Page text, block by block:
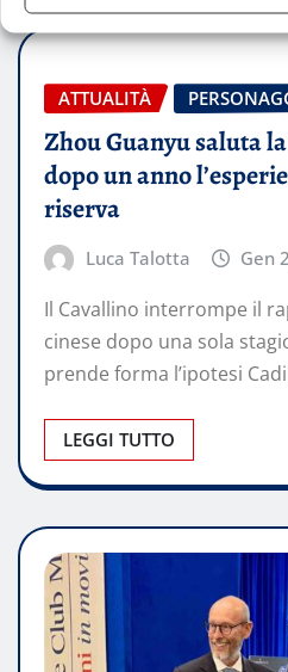
ATTUALITÀ
Zhou Guanyu saluta
dopo un anno
riserva
Luca Talotta Gen
Il Cavallino interrompe il
cinese dopo una sola
prende forma l’ipotesi
LEGGI TUTTO